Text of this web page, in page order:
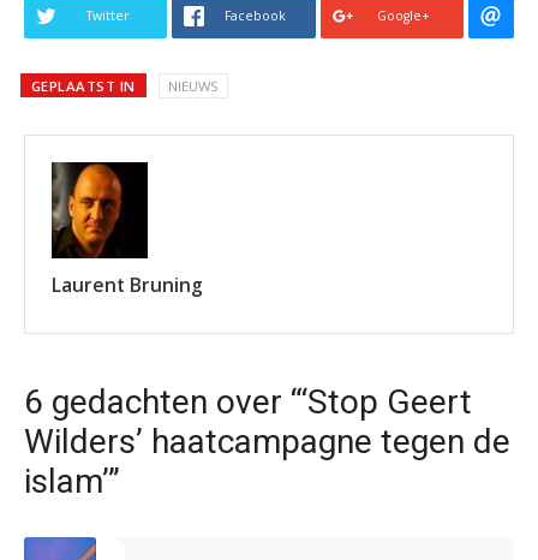
Twitter Facebook Google+
GEPLAATST IN NIEUWS
Laurent Bruning
6 gedachten over “‘Stop Geert
Wilders’ haatcampagne tegen de
islam’”